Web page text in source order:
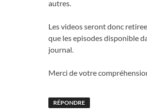
autres.
Les videos seront donc
que les episodes disponible
journal.
Merci de votre
RÉPONDRE